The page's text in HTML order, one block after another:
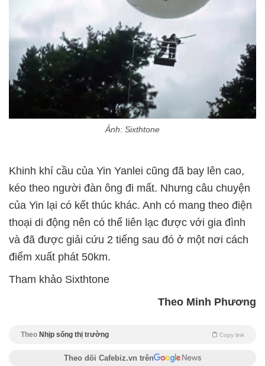
Ảnh: Sixthtone
Khinh khí cầu của Yin Yanlei cũng đã bay lên cao,
kéo theo người đàn ông đi mất. Nhưng câu chuyện
của Yin lại có kết thúc khác. Anh có mang theo điện
thoại di động nên có thể liên lạc được với gia đình
và đã được giải cứu 2 tiếng sau đó ở một nơi cách
điểm xuất phát 50km.
Tham khảo Sixthtone
Theo Minh Phương
Theo Nhịp sống thị trường Copy link
Theo dõi Cafebiz.vn trên